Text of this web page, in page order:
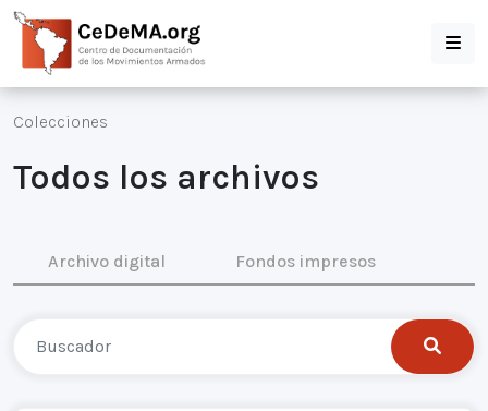
Colecciones
Todos los archivos
Archivo digital Fondos impresos